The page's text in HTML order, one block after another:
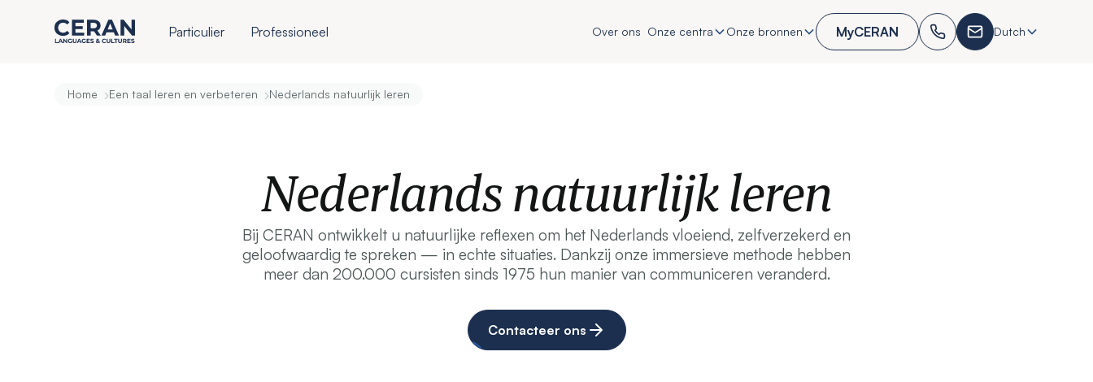
Particulier Professioneel Over ons Onze centra Onze bronnen MyCERAN Dutch
Home ›Een taal leren en verbeteren ›Nederlands natuurlijk leren
Nederlands natuurlijk leren
Bij CERAN ontwikkelt u natuurlijke reflexen om het Nederlands vloeiend, zelfverzekerd en
geloofwaardig te spreken — in echte situaties. Dankzij onze immersieve methode hebben
meer dan 200.000 cursisten sinds 1975 hun manier van communiceren veranderd.
Contacteer ons